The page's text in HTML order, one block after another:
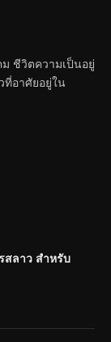
ชีวิตความเป็นอยู่
อาศัยอยู่ใน
สลาว สำหรับ